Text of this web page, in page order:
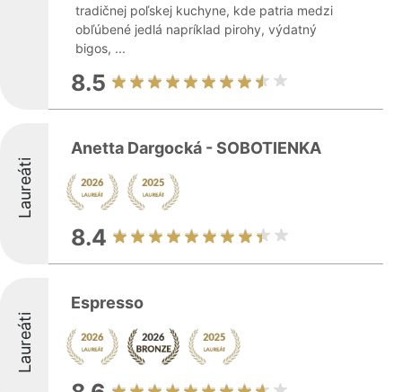
tradičnej poľskej kuchyne, kde patria medzi
obľúbené jedlá napríklad pirohy, výdatný
bigos, ...
8.5
Laureáti
Anetta Dargocká - SOBOTIENKA
8.4
Laureáti
Espresso